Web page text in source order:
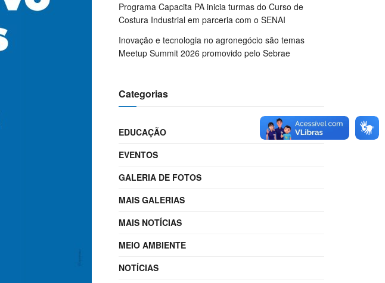
Programa Capacita PA inicia turmas do Curso de
Costura Industrial em parceria com o SENAI
Inovação e tecnologia no agronegócio são temas
Meetup Summit 2026 promovido pelo Sebrae
Categorias
EDUCAÇÃO
EVENTOS
GALERIA DE FOTOS
MAIS GALERIAS
MAIS NOTÍCIAS
MEIO AMBIENTE
NOTÍCIAS